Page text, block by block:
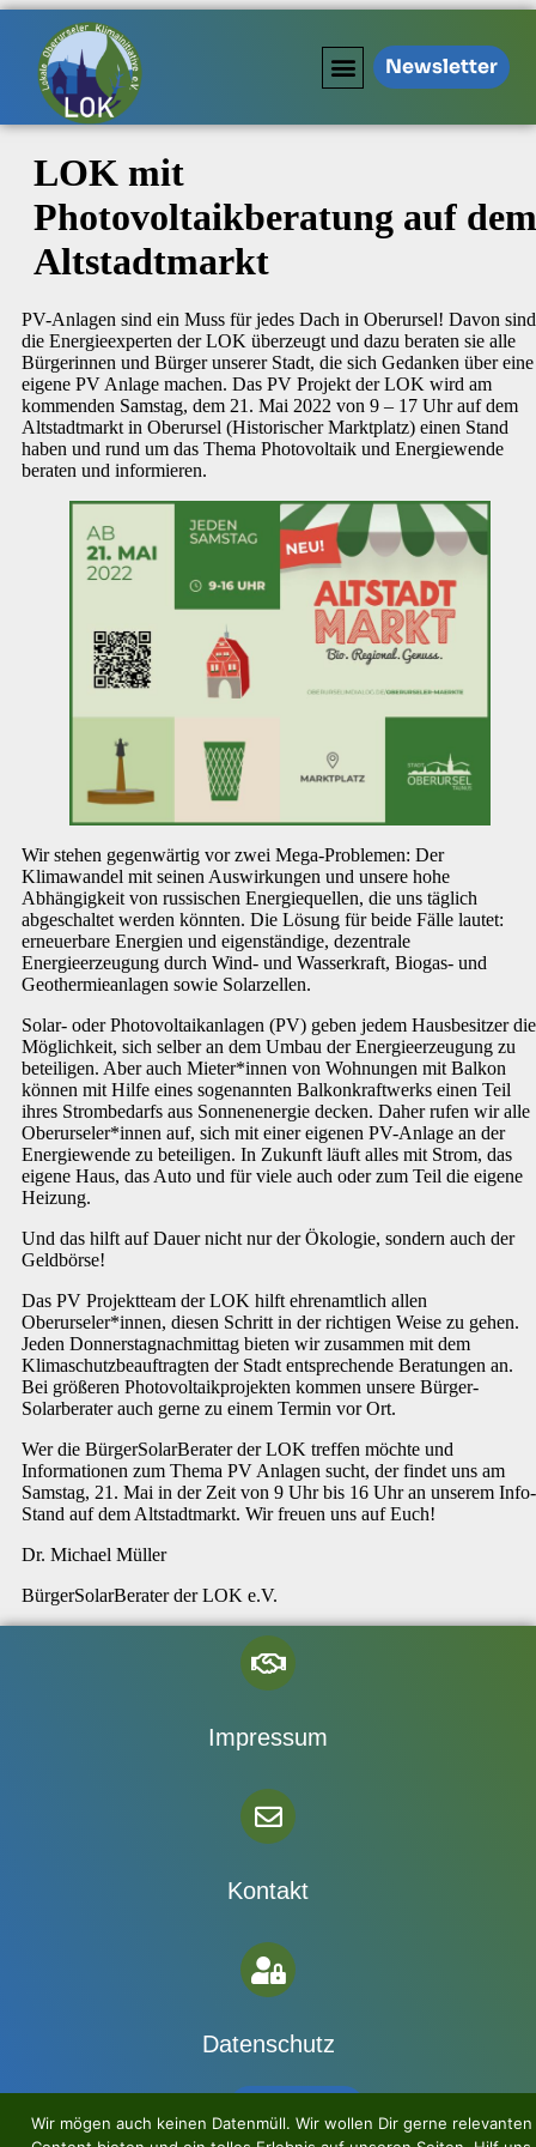
Newsletter
LOK mit
Photovoltaikberatung auf dem
Altstadtmarkt
PV-Anlagen sind ein Muss für jedes Dach in Oberursel! Davon sind
die Energieexperten der LOK überzeugt und dazu beraten sie alle
Bürgerinnen und Bürger unserer Stadt, die sich Gedanken über eine
eigene PV Anlage machen. Das PV Projekt der LOK wird am
kommenden Samstag, dem 21. Mai 2022 von 9 – 17 Uhr auf dem
Altstadtmarkt in Oberursel (Historischer Marktplatz) einen Stand
haben und rund um das Thema Photovoltaik und Energiewende
beraten und informieren.
Wir stehen gegenwärtig vor zwei Mega-Problemen: Der
Klimawandel mit seinen Auswirkungen und unsere hohe
Abhängigkeit von russischen Energiequellen, die uns täglich
abgeschaltet werden könnten. Die Lösung für beide Fälle lautet:
erneuerbare Energien und eigenständige, dezentrale
Energieerzeugung durch Wind- und Wasserkraft, Biogas- und
Geothermieanlagen sowie Solarzellen.
Solar- oder Photovoltaikanlagen (PV) geben jedem Hausbesitzer die
Möglichkeit, sich selber an dem Umbau der Energieerzeugung zu
beteiligen. Aber auch Mieter*innen von Wohnungen mit Balkon
können mit Hilfe eines sogenannten Balkonkraftwerks einen Teil
ihres Strombedarfs aus Sonnenenergie decken. Daher rufen wir alle
Oberurseler*innen auf, sich mit einer eigenen PV-Anlage an der
Energiewende zu beteiligen. In Zukunft läuft alles mit Strom, das
eigene Haus, das Auto und für viele auch oder zum Teil die eigene
Heizung.
Und das hilft auf Dauer nicht nur der Ökologie, sondern auch der
Geldbörse!
Das PV Projektteam der LOK hilft ehrenamtlich allen
Oberurseler*innen, diesen Schritt in der richtigen Weise zu gehen.
Jeden Donnerstagnachmittag bieten wir zusammen mit dem
Klimaschutzbeauftragten der Stadt entsprechende Beratungen an.
Bei größeren Photovoltaikprojekten kommen unsere Bürger-
Solarberater auch gerne zu einem Termin vor Ort.
Wer die BürgerSolarBerater der LOK treffen möchte und
Informationen zum Thema PV Anlagen sucht, der findet uns am
Samstag, 21. Mai in der Zeit von 9 Uhr bis 16 Uhr an unserem Info-
Stand auf dem Altstadtmarkt. Wir freuen uns auf Euch!
Dr. Michael Müller
BürgerSolarBerater der LOK e.V.
Impressum
Kontakt
Datenschutz
Wir mögen auch keinen Datenmüll. Wir wollen Dir gerne relevanten